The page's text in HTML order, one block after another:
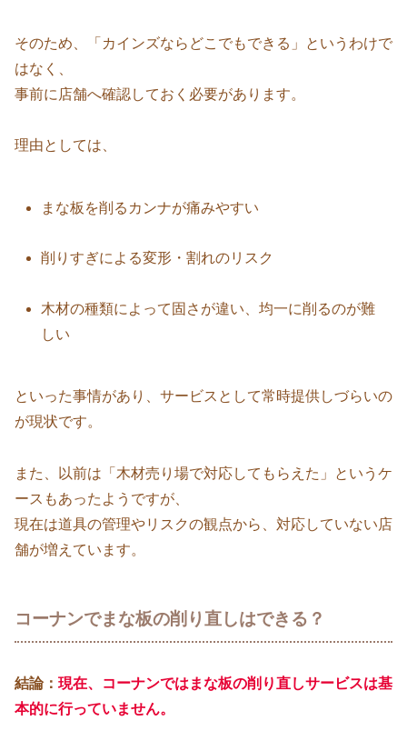
そのため、「カインズならどこでもできる」というわけで
はなく、
事前に店舗へ確認しておく必要があります。
理由としては、
まな板を削るカンナが痛みやすい
削りすぎによる変形・割れのリスク
木材の種類によって固さが違い、均一に削るのが難
しい
といった事情があり、サービスとして常時提供しづらいの
が現状です。
また、以前は「木材売り場で対応してもらえた」というケ
ースもあったようですが、
現在は道具の管理やリスクの観点から、対応していない店
舗が増えています。
コーナンでまな板の削り直しはできる？
結論： 現在、コーナンではまな板の削り直しサービスは基
本的に行っていません。